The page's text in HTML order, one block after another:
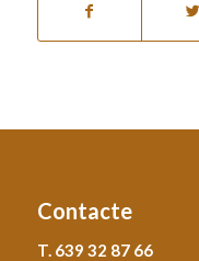
Contacte
T. 639 32 87 66